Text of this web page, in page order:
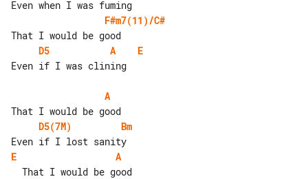
F#m7(11)/C#
D5
A
E
Even if I was clining
A
D5(7M)
Bm
E
A